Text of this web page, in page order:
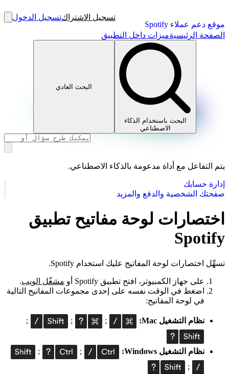
موقع دعم عملاء Spotify
تسجيل الاشتراكتسجيل الدخول
الصفحة الرئيسيةميزات داخل التطبيق
البحث باستخدام الذكاء
الاصطناعي
البحث العادي
يتم التفاعل مع أداة مدعومة بالذكاء الاصطناعي.
إدارة حسابك
صفحتك الشخصية والدفع والمزيد
اختصارات لوحة مفاتيح تطبيق
Spotify
تسهِّل اختصارات لوحة المفاتيح عليك استخدام Spotify.
على جهاز الكمبيوتر، افتح تطبيق Spotify أو مشغّل الويب.
اضغط في الوقت نفسه على إحدى مجموعات المفاتيح التالية
في لوحة المفاتيح:
نظام التشغيل Mac: ;
;
;
نظام التشغيل Windows: ;
;
;